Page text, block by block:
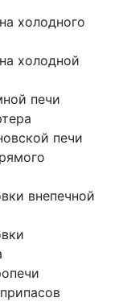
холодного
холодной
печи
печи
внепечной